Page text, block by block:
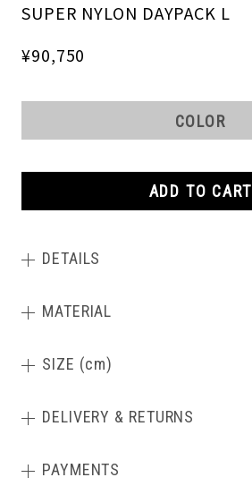
SUPER NYLON DAYPACK L
¥90,750
COLOR
ADD TO CART
DETAILS
MATERIAL
SIZE (cm)
DELIVERY & RETURNS
PAYMENTS